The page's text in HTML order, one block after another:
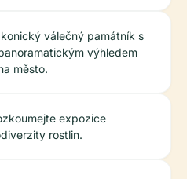
válečný památník s
výhledem
město.
expozice
rostlin.